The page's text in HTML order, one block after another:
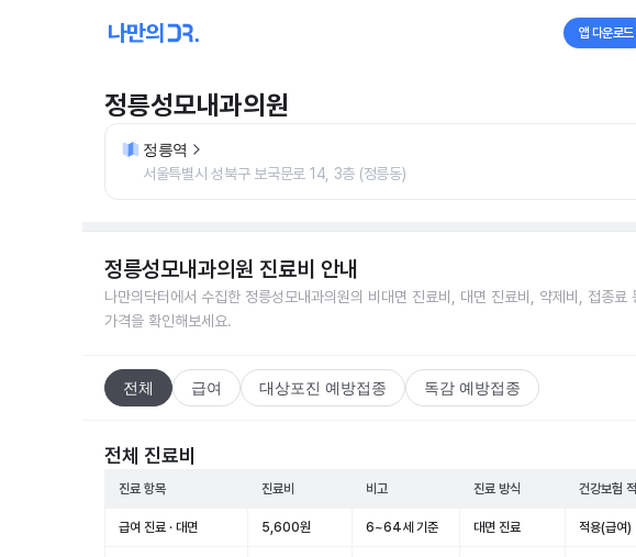
앱 다운로드
정릉성모내과의원
정릉역
서울특별시 성북구 보국문로 14, 3층 (정릉동)
정릉성모내과의원 진료비 안내
나만의닥터에서 수집한 정릉성모내과의원의 비대면 진료비, 대면 진료비, 약제비, 접종료
가격을 확인해보세요.
전체 급여 대상포진 예방접종 독감 예방접종
전체 진료비
진료 항목 진료비 비고 진료 방식 건강보험
급여 진료 · 대면 5,600원 6~64세 기준 대면 진료 적용(급여)